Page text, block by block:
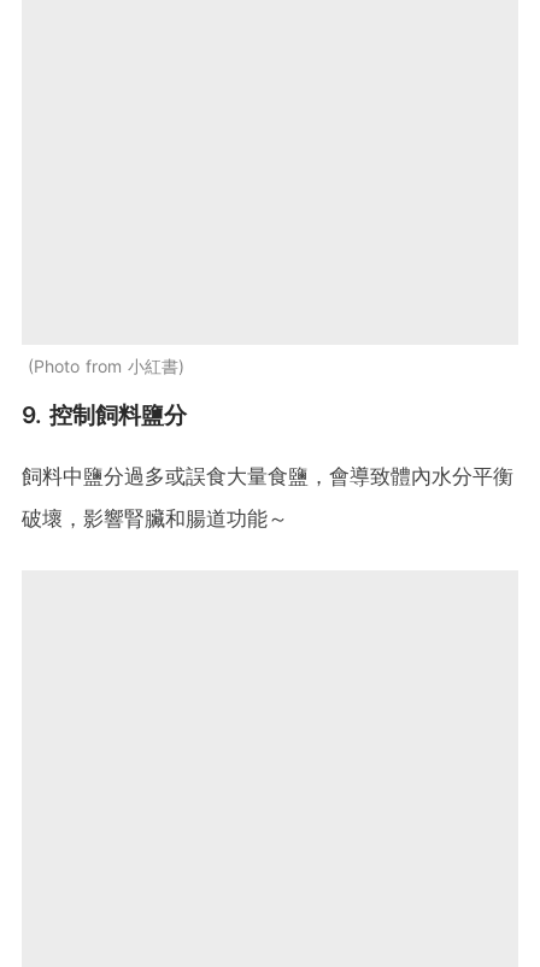
Photo from 小紅書
9. 控制飼料鹽分
飼料中鹽分過多或誤食大量食鹽，會導致體內水分平衡
破壞，影響腎臟和腸道功能～